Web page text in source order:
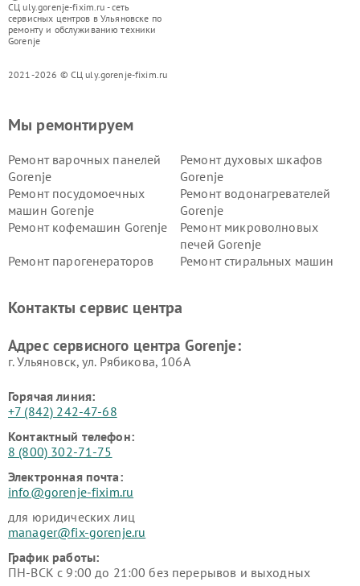
СЦ uly.gorenje-fixim.ru - сеть
сервисных центров в Ульяновске по
ремонту и обслуживанию техники
Gorenje
2021-2026 © СЦ uly.gorenje-fixim.ru
Мы ремонтируем
Ремонт варочных панелей
Gorenje
Ремонт духовых шкафов
Gorenje
Ремонт посудомоечных
машин Gorenje
Ремонт водонагревателей
Gorenje
Ремонт кофемашин Gorenje
Ремонт микроволновых
печей Gorenje
Ремонт парогенераторов
Ремонт стиральных машин
Контакты сервис центра
Адрес сервисного центра Gorenje:
г. Ульяновск, ул. Рябикова, 106А
Горячая линия:
+7 (842) 242-47-68
Контактный телефон:
8 (800) 302-71-75
Электронная почта:
info@gorenje-fixim.ru
для юридических лиц
manager@fix-gorenje.ru
График работы:
ПН-ВСК с 9:00 до 21:00 без перерывов и выходных